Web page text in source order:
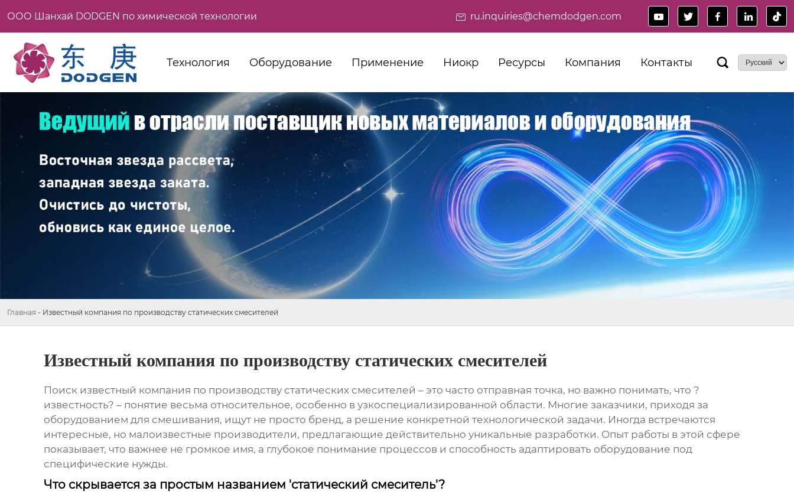
ООО Шанхай DODGEN по химической технологии ru.inquiries@chemdodgen.com     
Технология Оборудование Применение Ниокр Ресурсы Компания Контакты 
Главная - Известный компания по производству статических смесителей
Известный компания по производству статических смесителей
Поиск известный компания по производству статических смесителей – это часто отправная точка, но важно понимать, что ?
известность? – понятие весьма относительное, особенно в узкоспециализированной области. Многие заказчики, приходя за
оборудованием для смешивания, ищут не просто бренд, а решение конкретной технологической задачи. Иногда встречаются
интересные, но малоизвестные производители, предлагающие действительно уникальные разработки. Опыт работы в этой сфере
показывает, что важнее не громкое имя, а глубокое понимание процессов и способность адаптировать оборудование под
специфические нужды.
Что скрывается за простым названием 'статический смеситель'?